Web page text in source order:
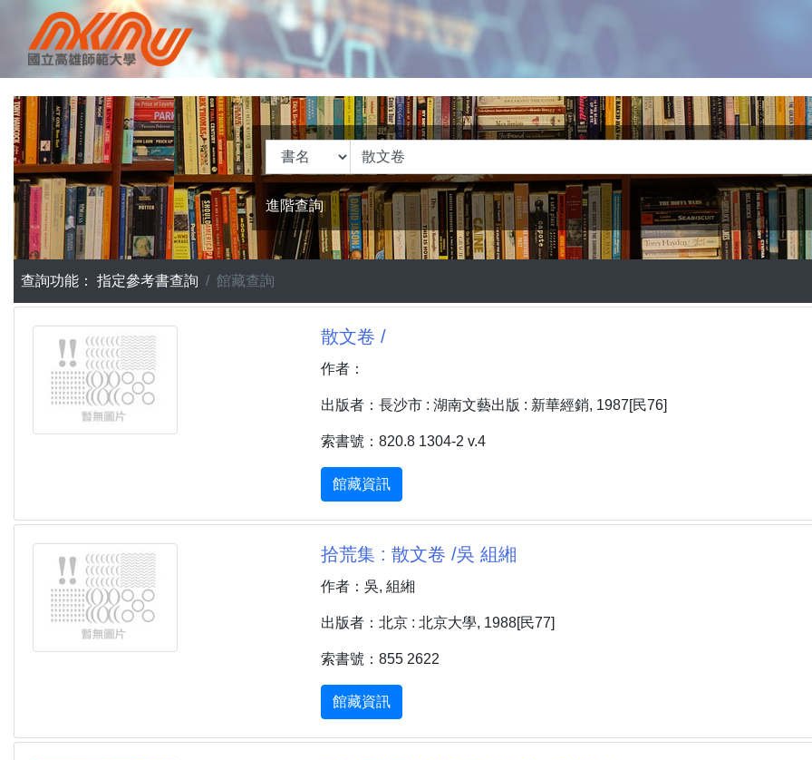
進階查詢
查詢功能： 指定參考書查詢 館藏查詢
散文卷 /
作者：
出版者：長沙市 : 湖南文藝出版 : 新華經銷, 1987[民76]
索書號：820.8 1304-2 v.4
館藏資訊
拾荒集 : 散文卷 /吳 組緗
作者：吳, 組緗
出版者：北京 : 北京大學, 1988[民77]
索書號：855 2622
館藏資訊